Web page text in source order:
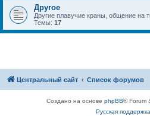
Другое
Другие плавучие краны, общение на
Темы: 17
Центральный сайт Список форумов
Создано на основе phpBB® Forum
Русская